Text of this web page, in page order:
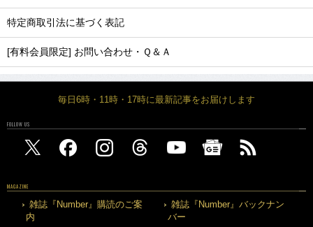
特定商取引法に基づく表記
[有料会員限定] お問い合わせ・Ｑ＆Ａ
毎日6時・11時・17時に最新記事をお届けします
FOLLOW US
MAGAZINE
雑誌『Number』購読のご案
内
雑誌『Number』バックナン
バー